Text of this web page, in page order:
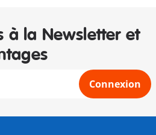
à la Newsletter et
Connexion